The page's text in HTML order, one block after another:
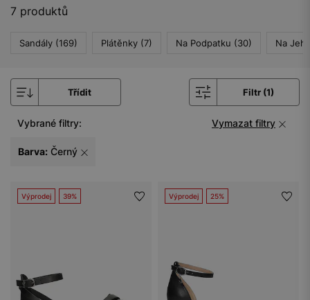
7 produktů
Sandály (169) Plátěnky (7) Na Podpatku (30) Na
Třídit Filtr (1)
Vybrané filtry: Vymazat filtry
Barva: Černý
Výprodej 39% Výprodej 25%